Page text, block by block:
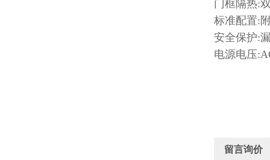
门框隔热:
标准配置:
安全保护:
电源电压
留言询价